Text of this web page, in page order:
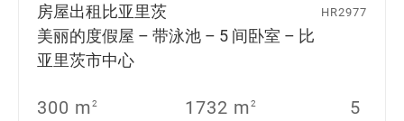
房屋出租 比亚里茨
美丽的度假屋 – 带泳池 – 5 间卧室 – 比
亚里茨市中心
HR2977
300 m2 1732 m2 5